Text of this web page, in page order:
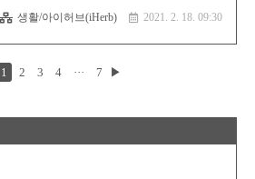
가질 뿐 아니라 정자가 여성의 생식기까지
벚나무의 열매를 뜻하는 영어 단어 이며 한
국에서는 버찌라고 불리고 있으며 체리에는
부해 다양한 질병 예방과 노화에 도움이 되
는 물질이 들어 있어서 노화 예방 등에 도움
노화 원인인 활성산소를 억제하고 암을 예방
륨은 혈압을 낮추고 맥박을 안정시켜 심혈관
생활/아이허브(iHerb) 2021. 2. 18. 09:30
1 2 3 4 ··· 7 ▶